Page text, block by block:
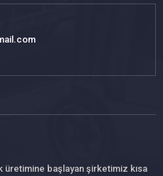
üretimine başlayan şirketimiz kısa